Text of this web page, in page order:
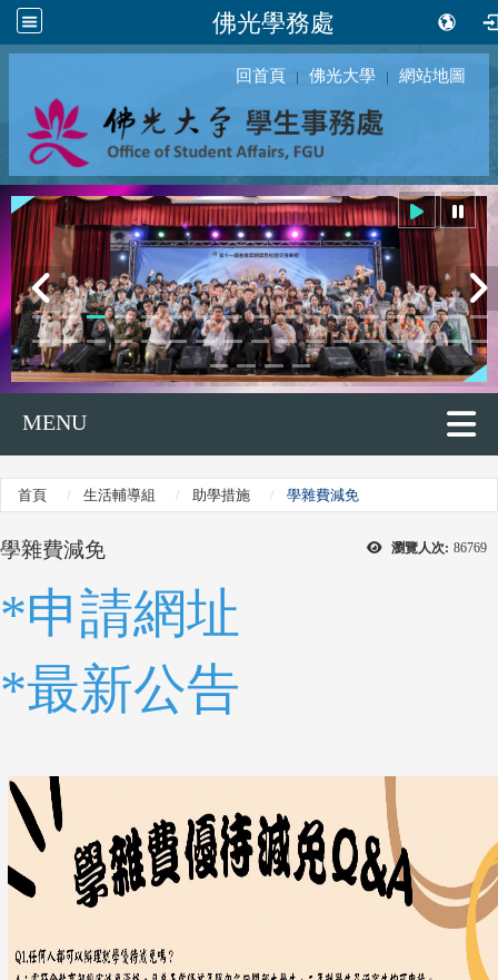
佛光學務處
回首頁 ｜ 佛光大學 ｜ 網站地圖
MENU
首頁 生活輔導組 助學措施 學雜費減免
瀏覽人次: 86769
學雜費減免
*申請網址
*最新公告